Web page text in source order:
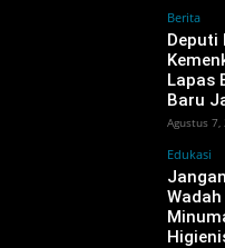
Berita
‎Deputi
Lapas
Baru
Agustus 7,
Edukasi